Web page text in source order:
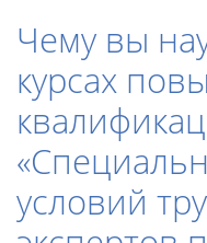
Чему вы
курсах
условий